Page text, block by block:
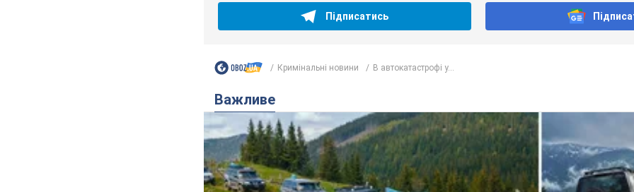
Підписатись
Кримінальні новини В автокатастрофі у...
Важливе